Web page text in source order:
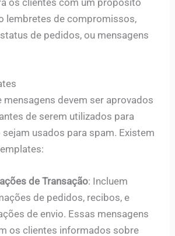
lembretes de compromissos,
de pedidos, ou mensagens
mensagens devem ser aprovados
de serem utilizados para
sejam usados para spam. Existem
de Transação: Incluem
de pedidos, recibos, e
de envio. Essas mensagens
os clientes informados sobre